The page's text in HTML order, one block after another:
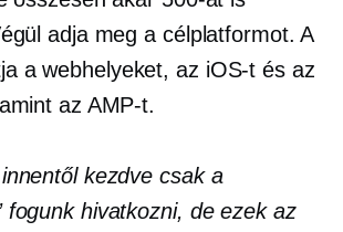
adja meg a célplatformot. A
a webhelyeket, az iOS-t és az
az AMP-t.
kezdve csak a
fogunk hivatkozni, de ezek az